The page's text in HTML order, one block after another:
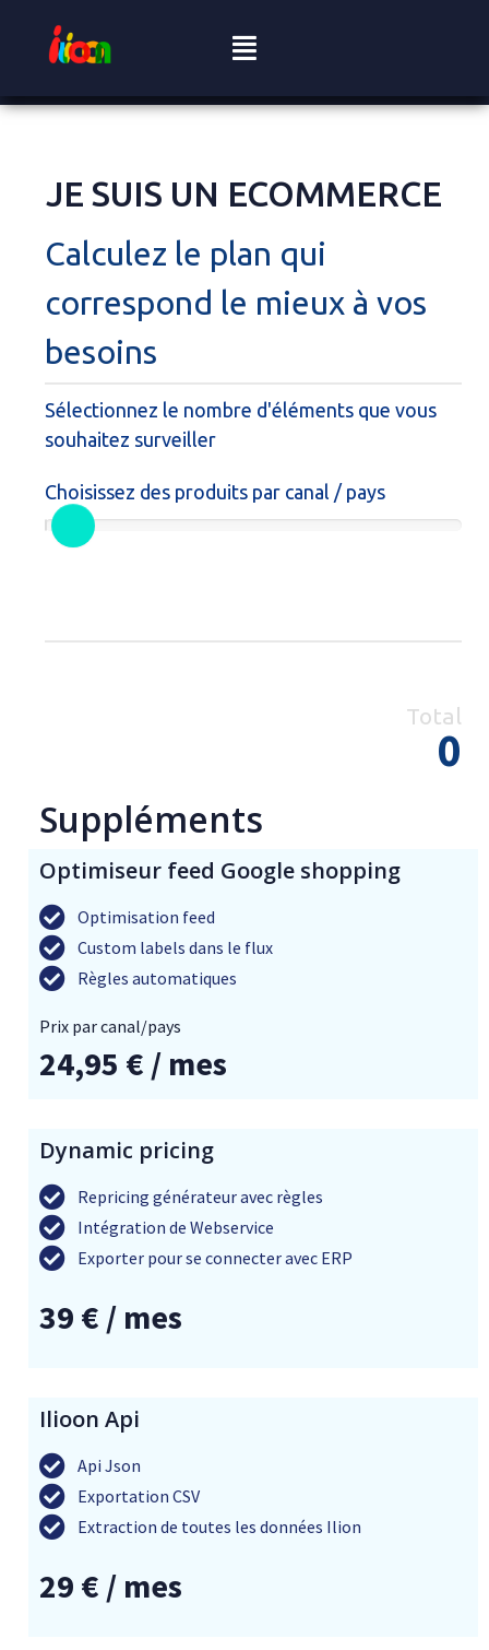
JE SUIS UN ECOMMERCE
Calculez le plan qui
correspond le mieux à vos
besoins
Sélectionnez le nombre d'éléments que vous
souhaitez surveiller
Choisissez des produits par canal / pays
Total
0
Suppléments
Optimiseur feed Google shopping
Optimisation feed
Custom labels dans le flux
Règles automatiques
Prix ​​par canal/pays
24,95 € / mes
Dynamic pricing
Repricing générateur avec règles
Intégration de Webservice
Exporter pour se connecter avec ERP
39 € / mes
Ilioon Api
Api Json
Exportation CSV
Extraction de toutes les données Ilion
29 € / mes